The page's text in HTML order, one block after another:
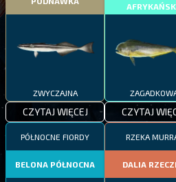
ZWYCZAJNA
CZYTAJ WIĘCEJ CZYTAJ
PÓŁNOCNE FIORDY
BELONA PÓŁNOCNA
RZEKA
DALIA